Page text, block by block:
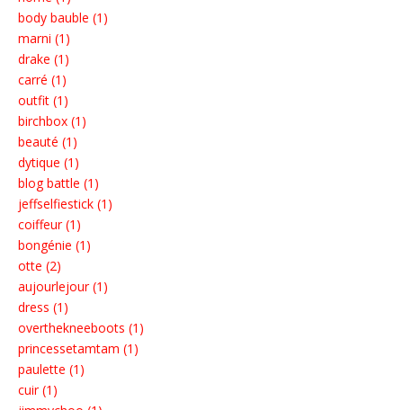
body bauble (1)
marni (1)
drake (1)
carré (1)
outfit (1)
birchbox (1)
beauté (1)
dytique (1)
blog battle (1)
jeffselfiestick (1)
coiffeur (1)
bongénie (1)
otte (2)
aujourlejour (1)
dress (1)
overthekneeboots (1)
princessetamtam (1)
paulette (1)
cuir (1)